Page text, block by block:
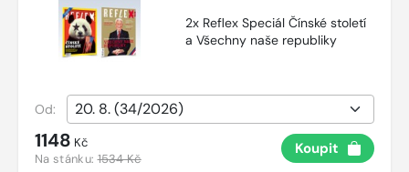
2x Reflex Speciál Čínské století
a Všechny naše republiky
Od:
1148 Kč
Na stánku:1534 Kč
Koupit